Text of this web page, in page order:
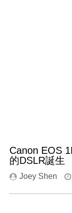
Canon EOS
的DSLR誕生
Joey Shen